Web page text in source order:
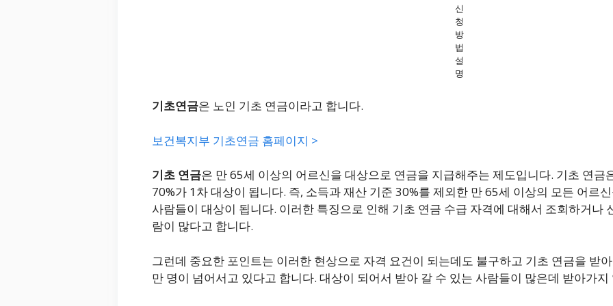
신
청
방
법
설
명
기초연금은 노인 기초 연금이라고 합니다.
보건복지부 기초연금 홈페이지 >
기초 연금은 만 65세 이상의 어르신을 대상으로 연금을 지급해주는 제도입니다. 기초 연금
70%가 1차 대상이 됩니다. 즉, 소득과 재산 기준 30%를 제외한 만 65세 이상의 모든 어르
사람들이 대상이 됩니다. 이러한 특징으로 인해 기초 연금 수급 자격에 대해서 조회하거나
람이 많다고 합니다.
그런데 중요한 포인트는 이러한 현상으로 자격 요건이 되는데도 불구하고 기초 연금을 받
만 명이 넘어서고 있다고 합니다. 대상이 되어서 받아 갈 수 있는 사람들이 많은데 받아가